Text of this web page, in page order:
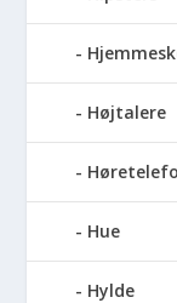
Højtalere
Hue
Hylde